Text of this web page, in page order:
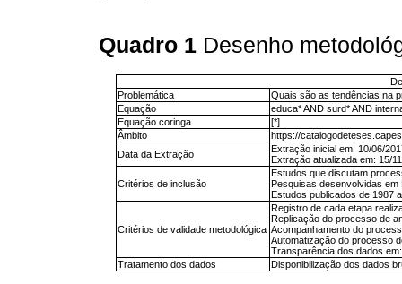
Quadro 1 Desenho
Problemática
Quais são as tendências na
Equação
educa* AND surd* AND
Equação coringa
[*]
Âmbito
https://
Data da Extração
Extração inicial em: 10/06/
Extração atualizada em: 15/
Critérios de inclusão
Estudos que discutam
Pesquisas desenvolvidas
Estudos publicados de 1987
Critérios de validade metodológica
Registro de cada etapa
Replicação do processo de
Acompanhamento do
Automatização do processo
Transparência dos dados em:
Tratamento dos dados
Disponibilização dos dados